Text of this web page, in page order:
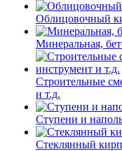
Облицовочный
Минеральная,
Строительные
и т.д.
Ступени и
Cтеклянный